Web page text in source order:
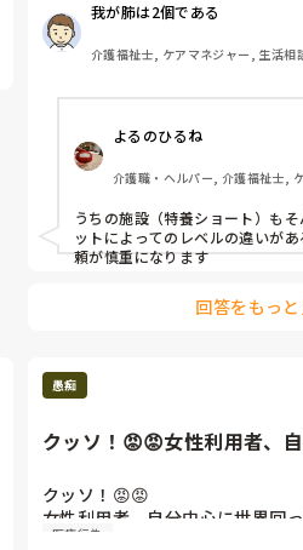
今の職場は介護士と看護師の仲
の看護師は仕事しないから期待
やってくれれば良いんだよこん
ってくるだけで何もしない｣等
私は看護師さんに大してそんな
ん。
私達介護士に出来ない医療行為
くれているし、何かあった時処
んです。
遅番は夜も20時半過ぎに家に着
夜勤はやっていないので不規則
の時間帯に仕事をして帰りたいと
①問い合わせの電話が来た時点で
える
②電話では判断せず、事前訪問
受けます」と判断
でも引き受け可否を判断せず、
の後返事をする。
の、どれかになると思うのです
皆様の事業所はどのように決め
は基本①ですが、
・夜間の吸引などのうちの施設
があったら、帰宅してもらうな
我が肺は2個である
介護福祉士, ケアマネジャー, 生活相
よるのひるね
介護職・ヘルパー, 介護福祉士,
うちの施設（特養ショート）も
ットによってのレベルの違いが
頼が慎重になります
回答をもっと
愚痴
クッソ！😡😡女性利用者、
クッソ！😡😡
女性利用者、自分中心に世界回
医療行為